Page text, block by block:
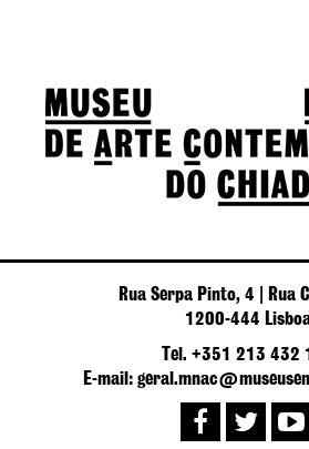
Rua Serpa Pinto, 4 | Rua
1200-444
Tel. +351 213 432
E-mail: